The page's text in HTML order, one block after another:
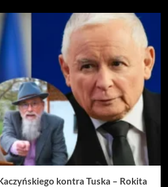
kontra Tuska – Rokita